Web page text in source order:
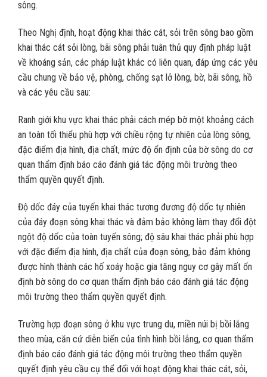
sông.
Theo Nghị định, hoạt động khai thác cát, sỏi trên sông bao gồm
khai thác cát sỏi lòng, bãi sông phải tuân thủ quy định pháp luật
về khoáng sản, các pháp luật khác có liên quan, đáp ứng các yêu
cầu chung về bảo vệ, phòng, chống sạt lở lòng, bờ, bãi sông, hồ
và các yêu cầu sau:
Ranh giới khu vực khai thác phải cách mép bờ một khoảng cách
an toàn tối thiểu phù hợp với chiều rộng tự nhiên của lòng sông,
đặc điểm địa hình, địa chất, mức độ ổn định của bờ sông do cơ
quan thẩm định báo cáo đánh giá tác động môi trường theo
thẩm quyền quyết định.
Độ dốc đáy của tuyến khai thác tương đương độ dốc tự nhiên
của đáy đoạn sông khai thác và đảm bảo không làm thay đổi đột
ngột độ dốc của toàn tuyến sông; độ sâu khai thác phải phù hợp
với đặc điểm địa hình, địa chất của đoạn sông, bảo đảm không
được hình thành các hố xoáy hoặc gia tăng nguy cơ gây mất ổn
định bờ sông do cơ quan thẩm định báo cáo đánh giá tác động
môi trường theo thẩm quyền quyết định.
Trường hợp đoạn sông ở khu vực trung du, miền núi bị bồi lắng
theo mùa, căn cứ diễn biến của tình hình bồi lắng, cơ quan thẩm
định báo cáo đánh giá tác động môi trường theo thẩm quyền
quyết định yêu cầu cụ thể đối với hoạt động khai thác cát, sỏi,